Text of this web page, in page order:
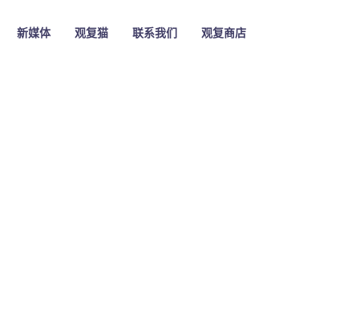
新媒体 观复猫 联系我们 观复商店